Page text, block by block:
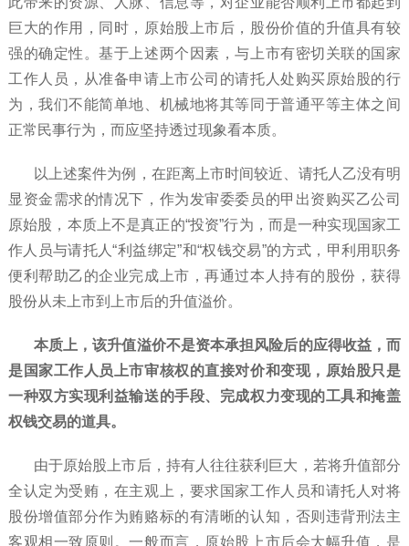
巨大的作用，同时，原始股上市后，股份价值的升值具有较
强的确定性。基于上述两个因素，与上市有密切关联的国家
工作人员，从准备申请上市公司的请托人处购买原始股的行
为，我们不能简单地、机械地将其等同于普通平等主体之间
正常民事行为，而应坚持透过现象看本质。
以上述案件为例，在距离上市时间较近、请托人乙没有明
显资金需求的情况下，作为发审委委员的甲出资购买乙公司
原始股，本质上不是真正的“投资”行为，而是一种实现国家工
作人员与请托人“利益绑定”和“权钱交易”的方式，甲利用职务
便利帮助乙的企业完成上市，再通过本人持有的股份，获得
股份从未上市到上市后的升值溢价。
本质上，该升值溢价不是资本承担风险后的应得收益，而
是国家工作人员上市审核权的直接对价和变现，原始股只是
一种双方实现利益输送的手段、完成权力变现的工具和掩盖
权钱交易的道具。
由于原始股上市后，持有人往往获利巨大，若将升值部分
全认定为受贿，在主观上，要求国家工作人员和请托人对将
股份增值部分作为贿赂标的有清晰的认知，否则违背刑法主
客观相一致原则。一般而言，原始股上市后会大幅升值，是